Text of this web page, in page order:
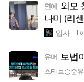
연예
외모
나미 (리
입사
유머 보법
스티브승준유